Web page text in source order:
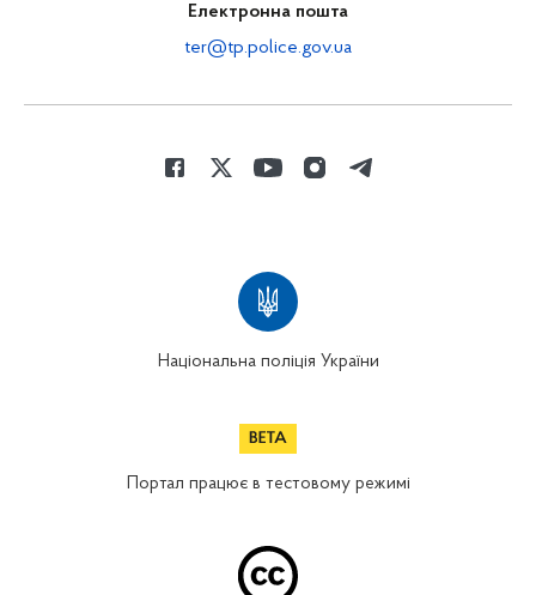
Електронна пошта
ter@tp.police.gov.ua
Національна поліція України
Портал працює в тестовому режимі